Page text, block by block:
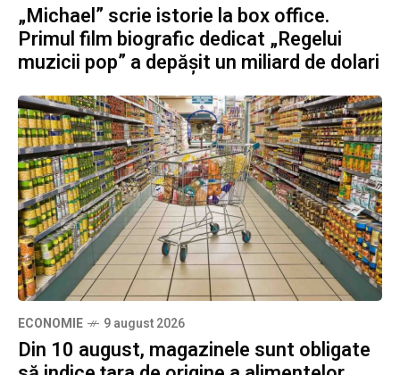
„Michael” scrie istorie la box office.
Primul film biografic dedicat „Regelui
muzicii pop” a depășit un miliard de dolari
ECONOMIE 9 august 2026
Din 10 august, magazinele sunt obligate